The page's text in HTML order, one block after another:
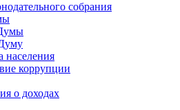
собрания
населения
коррупции
о доходах